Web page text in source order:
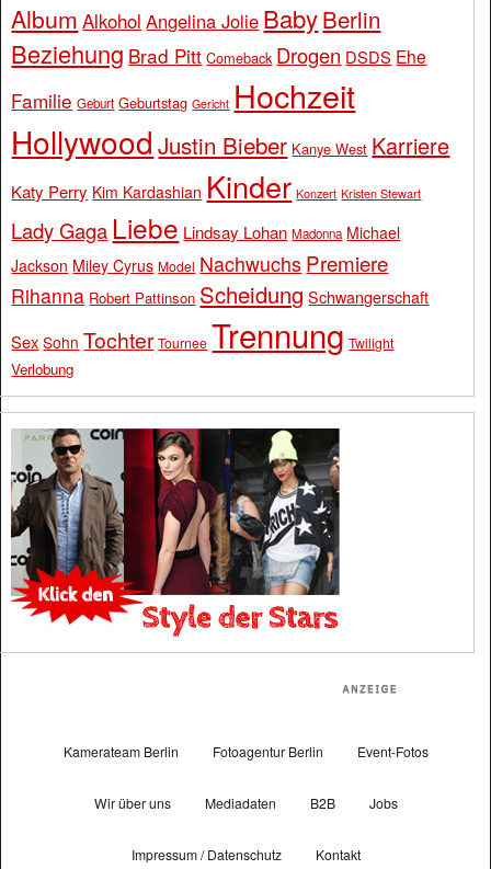
Album Alkohol Angelina Jolie BabyBerlin
Beziehung Brad Pitt Comeback Drogen DSDS Ehe
Familie Geburt Geburtstag Gericht Hochzeit
Hollywood Justin Bieber Kanye West Karriere
Katy Perry Kim Kardashian Kinder Konzert Kristen Stewart
Lady Gaga Liebe Lindsay Lohan Madonna Michael
Jackson Miley Cyrus Model Nachwuchs Premiere
Rihanna Robert Pattinson Scheidung Schwangerschaft
Sex Sohn Tochter Tournee Trennung Twilight
Verlobung
Kamerateam Berlin Fotoagentur Berlin Event-Fotos
Wir über uns Mediadaten B2B Jobs
Impressum / Datenschutz Kontakt